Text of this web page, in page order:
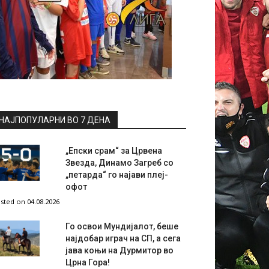
ВО 7 ДЕНА
„Епски срам“ за Црвена
Звезда, Динамо Загреб со
„петарда“ го најави плеј-
офот
on 04.08.2026
Го освои Мундијалот, беше
најдобар играч на СП, а сега
јава коњи на Дурмитор во
Црна Гора!